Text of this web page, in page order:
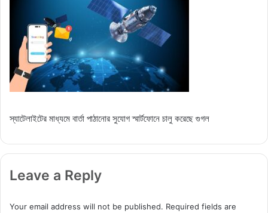
স্যাটেলাইটের মাধ্যমে বার্তা পাঠানোর সুযোগ স্মার্টফোনে চালু করেছে গুগল
Leave a Reply
Your email address will not be published. Required fields are